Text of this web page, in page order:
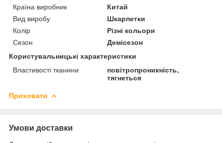
Країна виробник
Китай
Вид виробу
Шкарпетки
Колір
Різні кольори
Сезон
Демісезон
Користувальницькі характеристики
Властивості тканини
повітропроникність,
тягнеться
Приховати
Умови доставки